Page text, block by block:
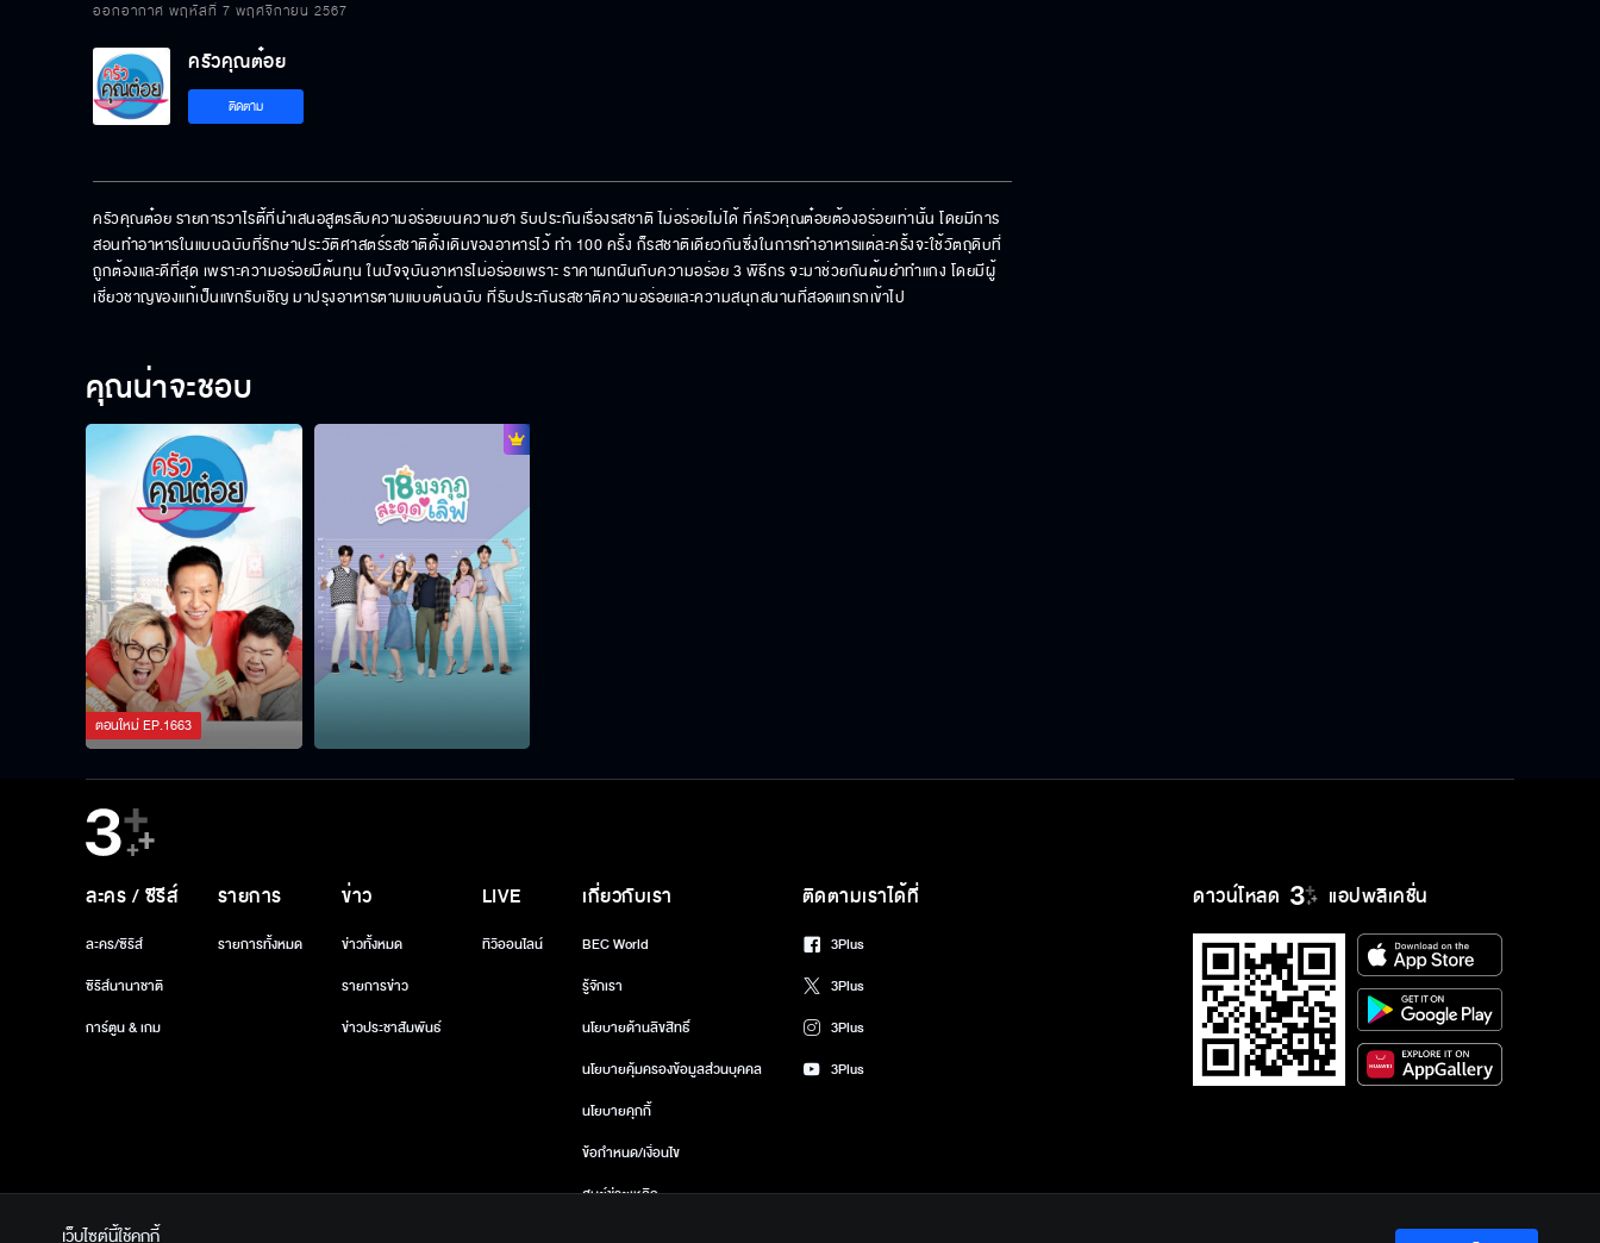
ออกอากาศ พฤหัสที่ 7 พฤศจิกายน 2567
ครัวคุณต๋อย
ติดตาม
ครัวคุณต๋อย รายการวาไรตี้ที่นำเสนอสูตรลับความอร่อยบนความฮา รับประกันเรื่องรสชาติ ไม่อร่อยไม่ได้ ที่ครัวคุณต๋อยต้องอร่อยเท่านั้น โดยมีการ
สอนทำอาหารในแบบฉบับที่รักษาประวัติศาสตร์รสชาติดั้งเดิมของอาหารไว้ ทำ 100 ครั้ง ก็รสชาติเดียวกันซึ่งในการทำอาหารแต่ละครั้งจะใช้วัตถุดิบที่
ถูกต้องและดีที่สุด เพราะความอร่อยมีต้นทุน ในปัจจุบันอาหารไม่อร่อยเพราะ ราคาผกผันกับความอร่อย 3 พิธีกร จะมาช่วยกันต้มยำทำแกง โดยมีผู้
เชี่ยวชาญของแท้เป็นแขกรับเชิญ มาปรุงอาหารตามแบบต้นฉบับ ที่รับประกันรสชาติความอร่อยและความสนุกสนานที่สอดแทรกเข้าไป
คุณน่าจะชอบ
ตอนใหม่EP.1663
ดาวน์โหลด แอปพลิเคชั่น
ละคร / ซีรีส์
ละคร/ซีรีส์
ซีรีส์นานาชาติ
การ์ตูน & เกม
รายการ
รายการทั้งหมด
ข่าว
ข่าวทั้งหมด
รายการข่าว
ข่าวประชาสัมพันธ์
LIVE
ทีวีออนไลน์
เกี่ยวกับเรา
BEC World
รู้จักเรา
นโยบายด้านลิขสิทธิ์
นโยบายคุ้มครองข้อมูลส่วนบุคคล
นโยบายคุกกี้
ข้อกำหนด/เงื่อนไข
ศูนย์ช่วยเหลือ
ติดตามเราได้ที่
3Plus
3Plus
3Plus
3Plus
เว็บไซต์นี้ใช้คุกกี้